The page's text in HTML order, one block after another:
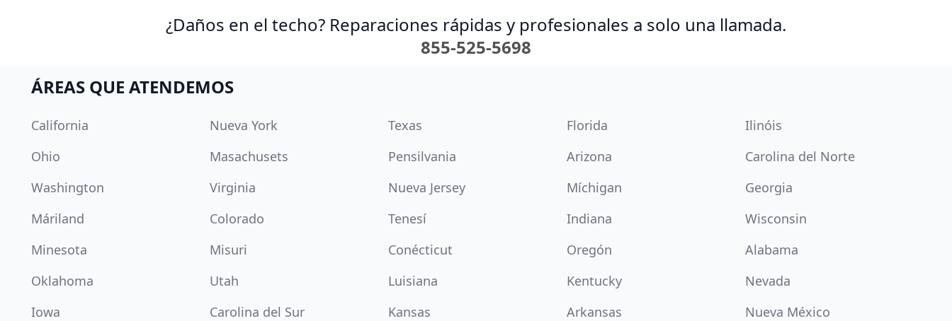
¿Daños en el techo? Reparaciones rápidas y profesionales a solo una llamada.
855-525-5698
ÁREAS QUE ATENDEMOS
California Nueva York Texas Florida
Ilinóis
Ohio
Masachusets Pensilvania Arizona
Carolina del Norte
Washington
Virginia Nueva Jersey Míchigan
Georgia
Máriland
Colorado Tenesí Indiana
Wisconsin
Minesota
Misuri Conécticut Oregón
Alabama
Oklahoma
Utah Luisiana Kentucky
Nevada
Iowa
Carolina del Sur Kansas Arkansas
Nueva México